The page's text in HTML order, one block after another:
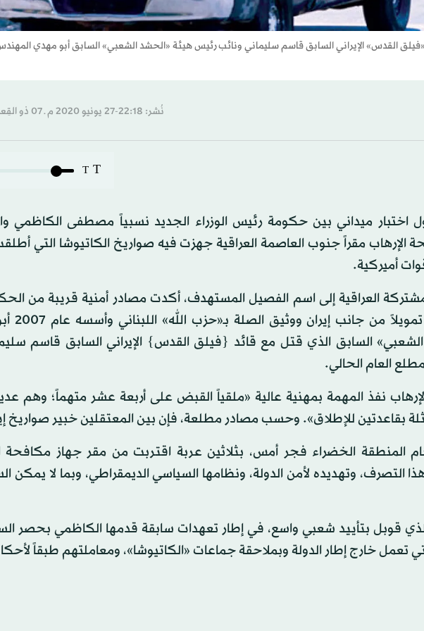
القدس» الإيراني السابق قاسم سليماني ونائب رئيس هيئة «الحشد الشعبي» السابق أبو مهدي
نُشر: 22:18-27 يونيو 2020 م ـ 07 ذو القِعدة 1441 هـ
T
T
اختبار ميداني بين حكومة رئيس الوزراء الجديد نسبياً مصطفى الكاظمي
الإرهاب مقراً جنوب العاصمة العراقية جهزت فيه صواريخ الكاتيوشا التي
أميركية.
العراقية إلى اسم الفصيل المستهدف، أكدت مصادر أمنية قريبة من
«كتائب حزب الله» الذي
السابق الذي قتل مع قائد {فيلق القدس} الإيراني السابق قاسم
العام الحالي.
نفذ المهمة بمهنية عالية «ملقياً القبض على أربعة عشر متهماً؛ وهم
بقاعدتين للإطلاق». وحسب مصادر مطلعة، فإن بين المعتقلين خبير صواريخ
المنطقة الخضراء فجر أمس، بثلاثين عربة اقتربت من مقر جهاز مكافحة
وتهديده لأمن الدولة، ونظامها السياسي الديمقراطي، وبما لا يمكن
قوبل بتأييد شعبي واسع، في إطار تعهدات سابقة قدمها الكاظمي بحصر
تعمل خارج إطار الدولة وبملاحقة جماعات «الكاتيوشا»، ومعاملتهم طبقاً